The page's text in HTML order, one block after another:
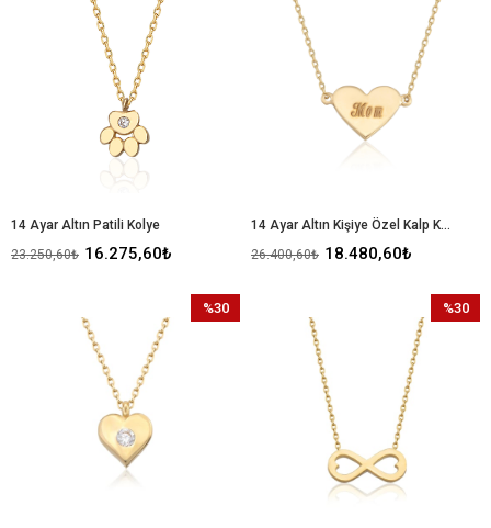
14 Ayar Altın Patili Kolye
16.275,60₺
23.250,60₺
14 Ayar Altın Kişiye Özel Kalp Kolye
18.480,60₺
26.400,60₺
%30
%30